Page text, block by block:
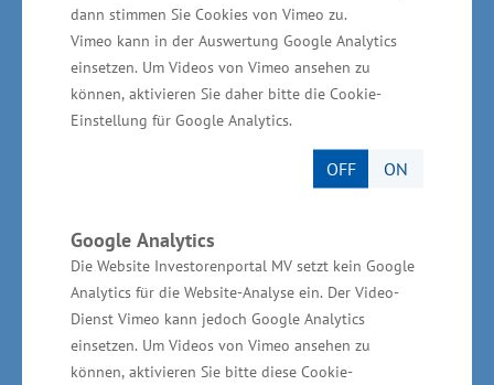
dann stimmen Sie Cookies von Vimeo zu.
Vimeo kann in der Auswertung Google Analytics
einsetzen. Um Videos von Vimeo ansehen zu
können, aktivieren Sie daher bitte die Cookie-
Einstellung für Google Analytics.
OFF ON
Google Analytics
Die Website Investorenportal MV setzt kein Google
Analytics für die Website-Analyse ein. Der Video-
Dienst Vimeo kann jedoch Google Analytics
einsetzen. Um Videos von Vimeo ansehen zu
können, aktivieren Sie bitte diese Cookie-
Digitalisierung für ihre Geschäftsmodelle
aufzugreifen, um wettbewerbsfähig zu bleiben“,
sagte Glawe.
Zur Stärkung der Digitalisierung in der
Wirtschaft ist künftig vorgesehen, insbesondere
unterstützen, ihre Produktionsprozesse zu
analysieren, digitale Lösungsvorschläge zu
erarbeiten und diese in Pilotprojekten
umzusetzen. Auch Investitionen, die der
Umsetzung von Prozessinnovationen dienen